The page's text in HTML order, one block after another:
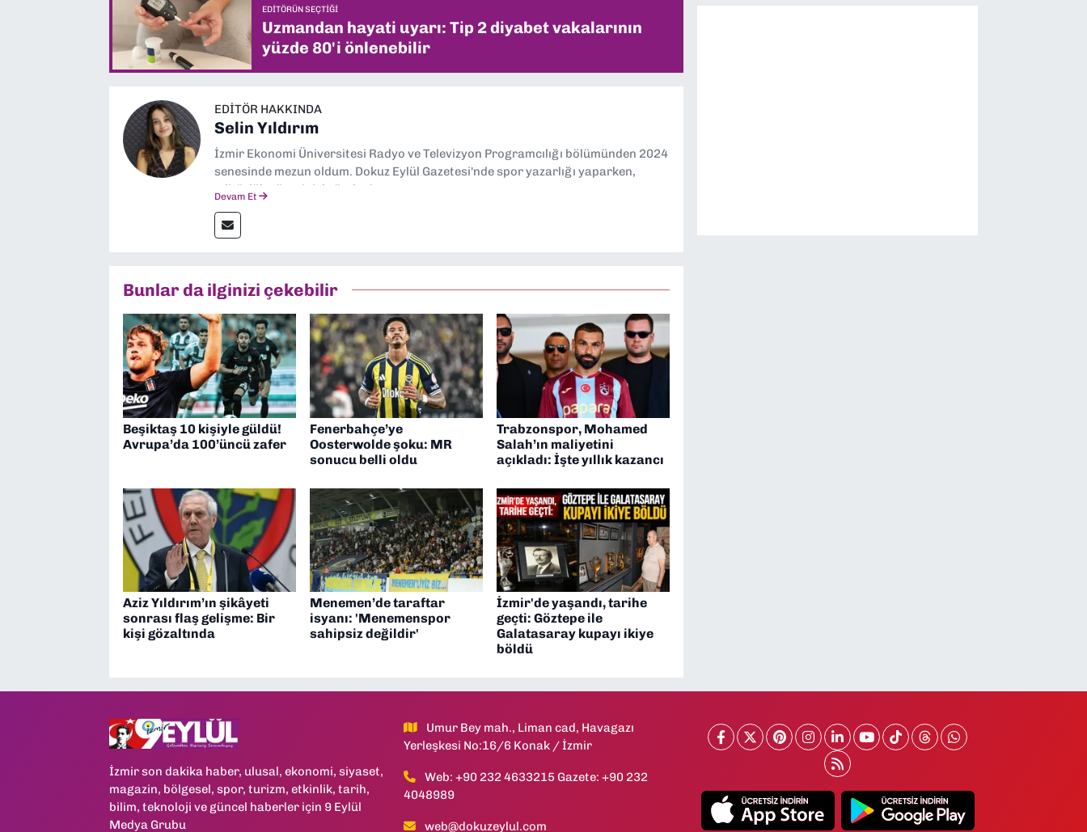
EDITÖRÜN SEÇTIĞI
Uzmandan hayati uyarı: Tip 2 diyabet vakalarının
yüzde 80'i önlenebilir
EDITÖR HAKKINDA
Selin Yıldırım
İzmir Ekonomi Üniversitesi Radyo ve Televizyon Programcılığı bölümünden 2024
senesinde mezun oldum. Dokuz Eylül Gazetesi'nde spor yazarlığı yaparken,
editörlük görevini de üstleniyorum.
Devam Et
Bunlar da ilginizi çekebilir
Beşiktaş 10 kişiyle güldü!
Avrupa’da 100’üncü zafer
Fenerbahçe’ye
Oosterwolde şoku: MR
sonucu belli oldu
Trabzonspor, Mohamed
Salah’ın maliyetini
açıkladı: İşte yıllık kazancı
Aziz Yıldırım’ın şikâyeti
sonrası flaş gelişme: Bir
kişi gözaltında
Menemen’de taraftar
isyanı: 'Menemenspor
sahipsiz değildir'
İzmir'de yaşandı, tarihe
geçti: Göztepe ile
Galatasaray kupayı ikiye
böldü
İzmir son dakika haber, ulusal, ekonomi, siyaset,
magazin, bölgesel, spor, turizm, etkinlik, tarih,
bilim, teknoloji ve güncel haberler için 9 Eylül
Medya Grubu
Umur Bey mah., Liman cad, Havagazı
Yerleşkesi No:16/6 Konak / İzmir
Web: +90 232 4633215 Gazete: +90 232
4048989
web@dokuzeylul.com